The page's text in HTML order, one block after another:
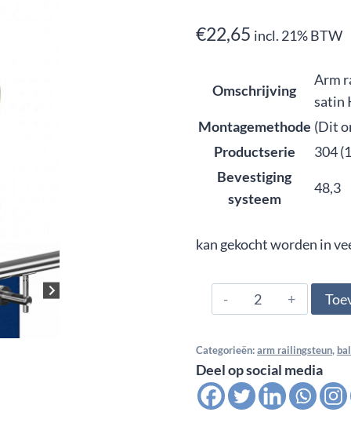
€22,65 incl. 21% BTW
Omschrijving
Arm
satin
Montagemethode (Dit
Productserie
304
Bevestiging
systeem
48,3
kan gekocht worden in
304.480.0406,
Arm
variabel
glas
montage
Categorieën: arm railingsteun,
Deel op social media